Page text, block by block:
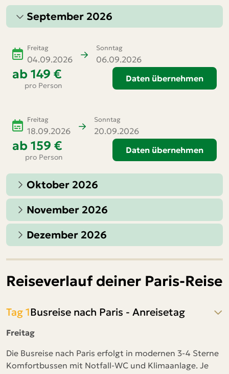
September 2026
Freitag
04.09.2026
Sonntag
06.09.2026
ab 149 €
pro Person
Daten übernehmen
Freitag
18.09.2026
Sonntag
20.09.2026
ab 159 €
pro Person
Daten übernehmen
Oktober 2026
November 2026
Dezember 2026
Reiseverlauf deiner Paris-Reise
Tag 1Busreise nach Paris - Anreisetag
Freitag
Die Busreise nach Paris erfolgt in modernen 3-4 Sterne
Komfortbussen mit Notfall-WC und Klimaanlage. Je